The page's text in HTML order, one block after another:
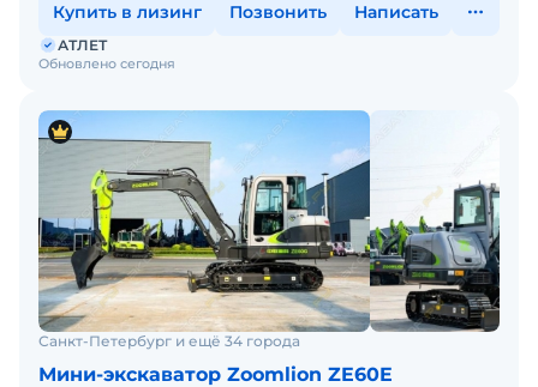
Купить в лизинг Позвонить Написать
Обновлено сегодня
АТЛЕТ
Санкт-Петербург и ещё 34 города
Мини-экскаватор Zoomlion ZE60E